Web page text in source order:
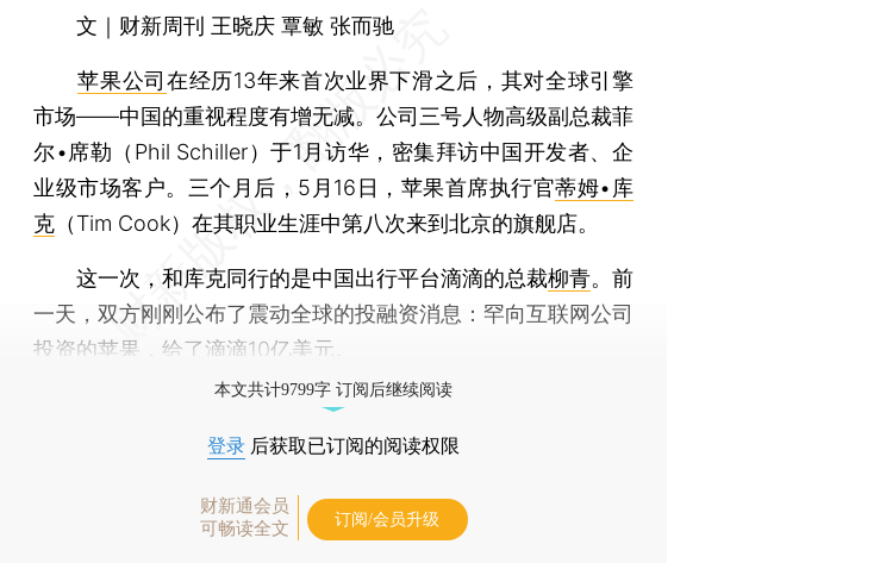
文｜财新周刊 王晓庆 覃敏 张而驰
苹果公司在经历13年来首次业界下滑之后，其对全球引擎
市场——中国的重视程度有增无减。公司三号人物高级副总裁菲
尔•席勒（Phil Schiller）于1月访华，密集拜访中国开发者、企
业级市场客户。三个月后，5月16日，苹果首席执行官蒂姆•库
克 （Tim Cook）在其职业生涯中第八次来到北京的旗舰店。
这一次，和库克同行的是中国出行平台滴滴的总裁柳青。前
一天，双方刚刚公布了震动全球的投融资消息：罕向互联网公司
投资的苹果，给了滴滴10亿美元。
本文共计9799字 订阅后继续阅读
登录 后获取已订阅的阅读权限
财新通会员
可畅读全文
订阅/会员升级